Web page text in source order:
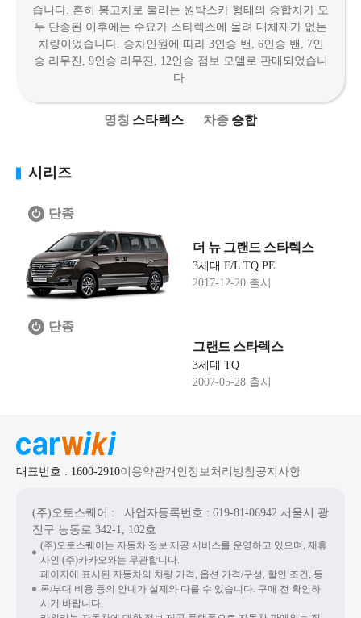
습니다. 흔히 봉고차로 불리는 원박스카 형태의 승합차가 모
두 단종된 이후에는 수요가 스타렉스에 몰려 대체재가 없는
차량이었습니다. 승차인원에 따라 3인승 밴, 6인승 밴, 7인
승 리무진, 9인승 리무진, 12인승 점보 모델로 판매되었습니
다.
스타렉스 승합
시리즈
단종
더 뉴 그랜드 스타렉스
3세대 F/L TQ PE
2017-12-20 출시
단종
그랜드 스타렉스
3세대 TQ
2007-05-28 출시
대표번호 : 1600-2910이용약관개인정보처리방침 공지사항
(주)오토스퀘어 : 사업자등록번호 : 619-81-06942 서울시 광
진구 능동로 342-1, 102호
(주)오토스퀘어는 자동차 정보 제공 서비스를 운영하고 있으며, 제휴
사인 (주)카카오와는 무관합니다.
페이지에 표시된 자동차의 차량 가격, 옵션 가격/구성, 할인 조건, 등
록/부대 비용 등의 안내가 실제와 다를 수 있습니다. 구매 전 확인하
시기 바랍니다.